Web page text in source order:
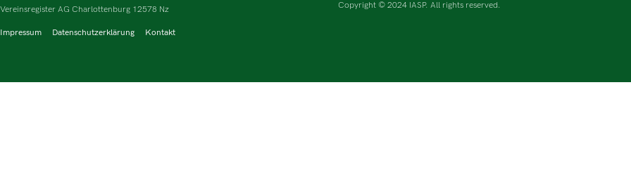
Vereinsregister AG Charlottenburg 12578 Nz
Impressum Datenschutzerklärung Kontakt
Copyright © 2024 IASP. All rights reserved.